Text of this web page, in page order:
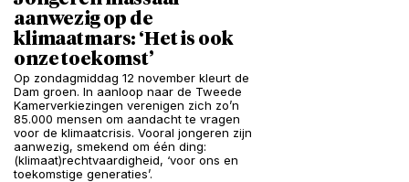
aanwezig op de
klimaatmars: ‘Het is ook
onze toekomst’
Op zondagmiddag 12 november kleurt de
Dam groen. In aanloop naar de Tweede
Kamerverkiezingen verenigen zich zo’n
85.000 mensen om aandacht te vragen
voor de klimaatcrisis. Vooral jongeren zijn
aanwezig, smekend om één ding:
(klimaat)rechtvaardigheid, ‘voor ons en
toekomstige generaties’.